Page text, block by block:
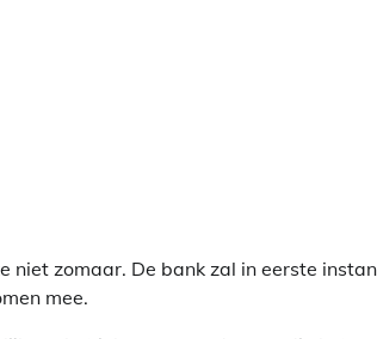
niet zomaar. De bank zal in eerste
mee.